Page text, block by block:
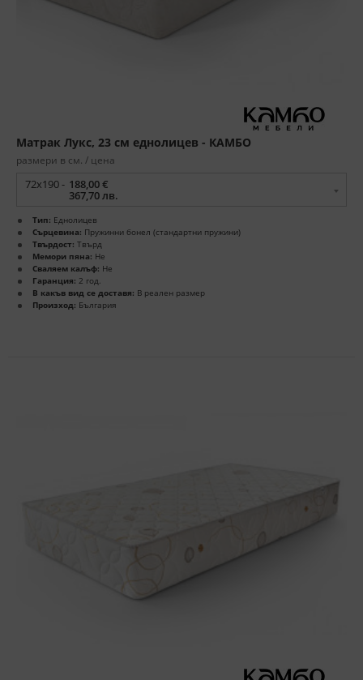
Матрак Лукс, 23 см еднолицев - КАМБО
размери в см. / цена
72x190 - 188,00 €
367,70 лв.
Тип: Еднолицев
Сърцевина: Пружинни бонел (стандартни пружини)
Твърдост: Твърд
Мемори пяна: Не
Сваляем калъф: Не
Гаранция: 2 год.
В какъв вид се доставя: В реален размер
Произход: България